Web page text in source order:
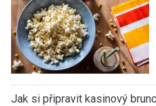
Jak si připravit kasinový